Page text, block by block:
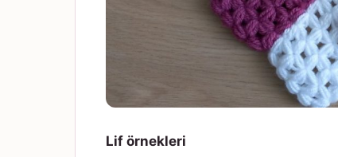
Lif örnekleri